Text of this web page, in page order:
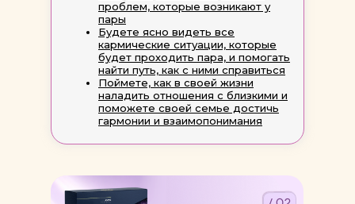
проблем, которые возникают у
пары
Будете ясно видеть все
кармические ситуации, которые
будет проходить пара, и помогать
найти путь, как с ними справиться
Поймете, как в своей жизни
наладить отношения с близкими и
поможете своей семье достичь
гармонии и взаимопонимания